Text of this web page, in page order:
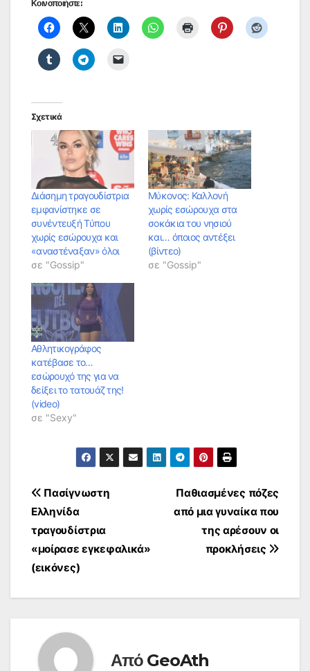
Κοινοποιήστε:
Σχετικά
Διάσημη τραγουδίστρια
εμφανίστηκε σε
συνέντευξή Τύπου
χωρίς εσώρουχα και
«αναστέναξαν» όλοι
σε "Gossip"
Μύκονος: Καλλονή
χωρίς εσώρουχα στα
σοκάκια του νησιού
και… όποιος αντέξει
(βίντεο)
σε "Gossip"
Αθλητικογράφος
κατέβασε το…
εσώρουχό της για να
δείξει το τατουάζ της!
(video)
σε "Sexy"
Πλοήγηση
άρθρων
Παθιασμένες πόζες
από μια γυναίκα που
της αρέσουν οι
προκλήσεις
Πασίγνωστη
Ελληνίδα
τραγουδίστρια
«μοίρασε εγκεφαλικά»
(εικόνες)
Από GeoAth